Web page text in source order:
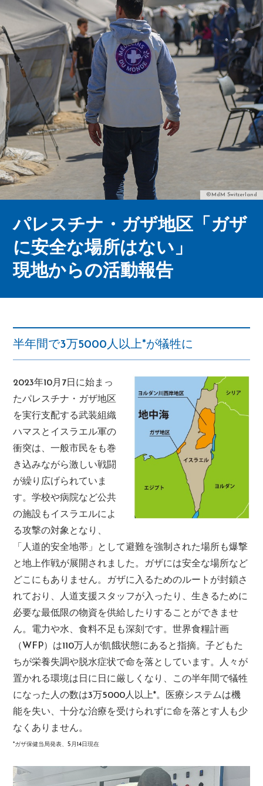
©MdM Switzerland
パレスチナ・ガザ地区「ガザ
に安全な場所はない」
現地からの活動報告
半年間で3万5000人以上*が犠牲に
2023年10月7日に始まっ
たパレスチナ・ガザ地区
を実行支配する武装組織
ハマスとイスラエル軍の
衝突は、一般市民をも巻
き込みながら激しい戦闘
が繰り広げられていま
す。学校や病院など公共
の施設もイスラエルによ
る攻撃の対象となり、
「人道的安全地帯」として避難を強制された場所も爆撃
と地上作戦が展開されました。ガザには安全な場所など
どこにもありません。ガザに入るためのルートが封鎖さ
れており、人道支援スタッフが入ったり、生きるために
必要な最低限の物資を供給したりすることができませ
ん。電力や水、食料不足も深刻です。世界食糧計画
（WFP）は110万人が飢餓状態にあると指摘。子どもた
ちが栄養失調や脱水症状で命を落としています。人々が
置かれる環境は日に日に厳しくなり、この半年間で犠牲
になった人の数は3万5000人以上*。医療システムは機
能を失い、十分な治療を受けられずに命を落とす人も少
なくありません。
*ガザ保健当局発表、5月14日現在